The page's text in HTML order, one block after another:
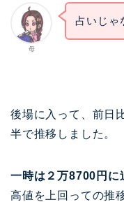
母
占いじゃ
後場に入って、前日
半で推移しました。
一時は２万8700円に
高値を上回っての推